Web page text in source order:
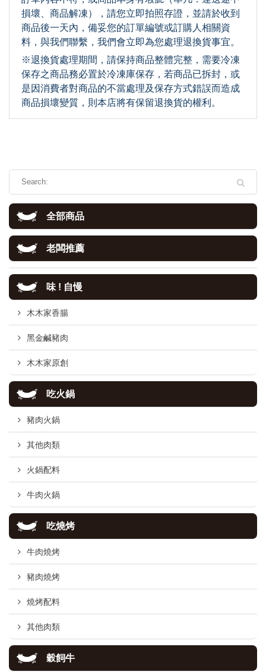
損壞、商品解凍），請您立即拍照存證，並請於收到
商品後一天內，備妥您的訂單編號或訂購人相關資
料，與我們聯繫，我們會立即為您處理退換貨事宜。
※退換貨處理期間，請保持商品整體完整，需要冷凍
保存之商品務必置於冷凍庫保存，若商品已拆封，或
是因消費者對商品的不當處理及保存方式錯誤而造成
商品損壞變質，則本店將有保留退換貨的權利。
全部商品
老闆推薦
味 ! 自慢
木木家香腸
黑金鹹豬肉
木木家原創
吃火鍋
豬肉火鍋
其他肉類
火鍋配料
牛肉火鍋
吃燒烤
牛肉燒烤
豬肉燒烤
燒烤配料
其他肉類
穀飼牛